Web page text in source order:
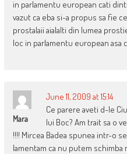
in parlamentu european cati
vazut ca eba si-a propus sa fie
prostalaii aialalti din lumea
loc in parlamentu european asa
Mara
June 11, 2009 at 15:14
Ce parere aveti d-le
lui Boc? Am trait sa o
!!!! Mircea Badea spunea intr-o
lamentam ca nu putem schimba